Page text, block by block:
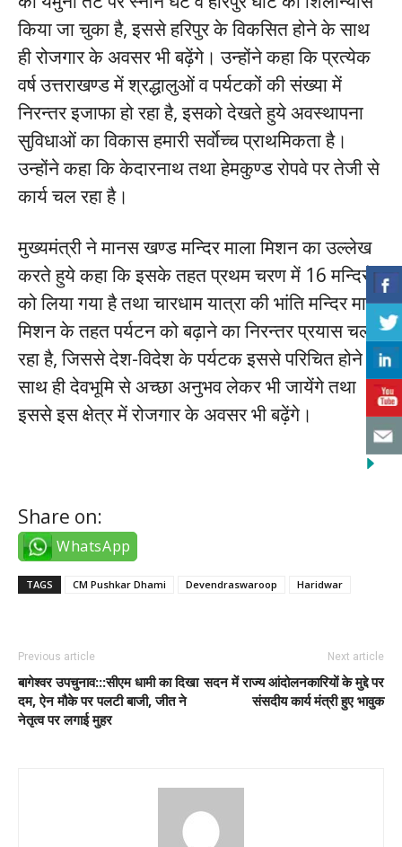
किया जा चुका है, इससे हरिपुर के विकसित होने के साथ
ही रोजगार के अवसर भी बढ़ेंगे। उन्होंने कहा कि प्रत्येक
वर्ष उत्तराखण्ड में श्रद्धालुओं व पर्यटकों की संख्या में
निरन्तर इजाफा हो रहा है, इसको देखते हुये अवस्थापना
सुविधाओं का विकास हमारी सर्वाेच्च प्राथमिकता है।
उन्होंने कहा कि केदारनाथ तथा हेमकुण्ड रोपवे पर तेजी से
कार्य चल रहा है।
मुख्यमंत्री ने मानस खण्ड मन्दिर माला मिशन का उल्लेख
करते हुये कहा कि इसके तहत प्रथम चरण में 16 मन्दिरों
को लिया गया है तथा चारधाम यात्रा की भांति मन्दिर माला
मिशन के तहत पर्यटन को बढ़ाने का निरन्तर प्रयास चल
रहा है, जिससे देश-विदेश के पर्यटक इससे परिचित होने के
साथ ही देवभूमि से अच्छा अनुभव लेकर भी जायेंगे तथा
इससे इस क्षेत्र में रोजगार के अवसर भी बढ़ेंगे।
Share on:
WhatsApp
TAGS CM Pushkar Dhami Devendraswaroop Haridwar
Previous article
बागेश्वर उपचुनाव:::सीएम धामी का दिखा
दम, ऐन मौके पर पलटी बाजी, जीत ने
नेतृत्व पर लगाई मुहर
Next article
सदन में राज्य आंदोलनकारियों के मुद्दे पर
संसदीय कार्य मंत्री हुए भावुक